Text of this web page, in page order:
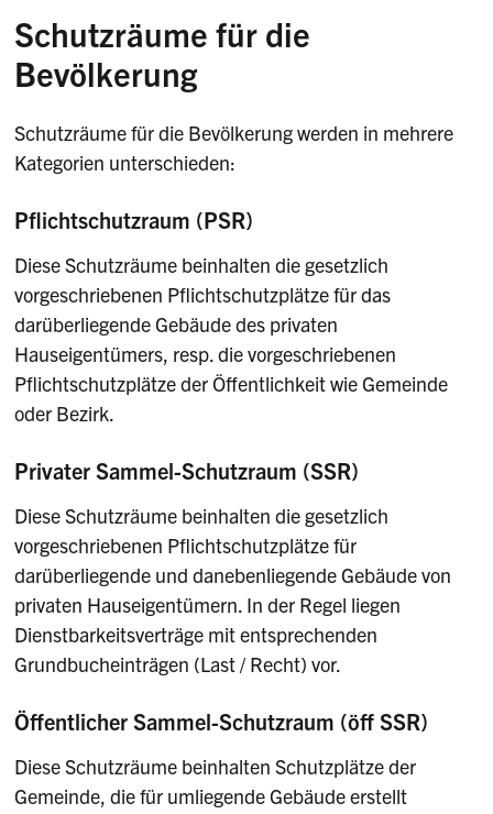
Schutzräume für die
Bevölkerung
Schutzräume für die Bevölkerung werden in mehrere
Kategorien unterschieden:
Pflichtschutzraum (PSR)
Diese Schutzräume beinhalten die gesetzlich
vorgeschriebenen Pflichtschutzplätze für das
darüberliegende Gebäude des privaten
Hauseigentümers, resp. die vorgeschriebenen
Pflichtschutzplätze der Öffentlichkeit wie Gemeinde
oder Bezirk.
Privater Sammel-Schutzraum (SSR)
Diese Schutzräume beinhalten die gesetzlich
vorgeschriebenen Pflichtschutzplätze für
darüberliegende und danebenliegende Gebäude von
privaten Hauseigentümern. In der Regel liegen
Dienstbarkeitsverträge mit entsprechenden
Grundbucheinträgen (Last / Recht) vor.
Öffentlicher Sammel-Schutzraum (öff SSR)
Diese Schutzräume beinhalten Schutzplätze der
Gemeinde, die für umliegende Gebäude erstellt